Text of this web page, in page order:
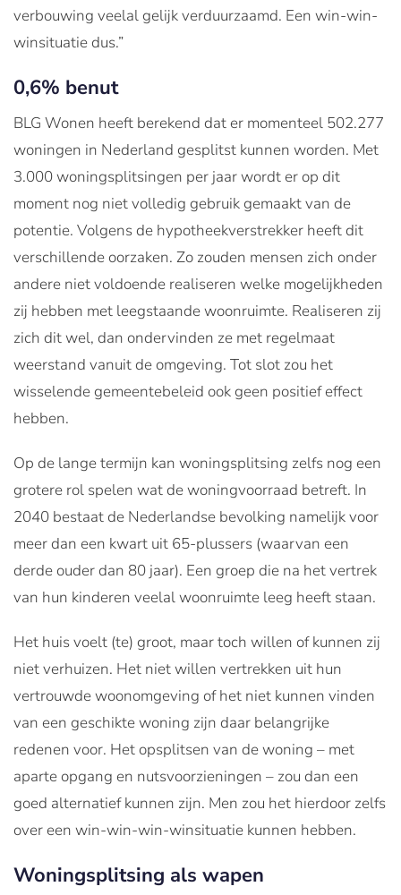
verbouwing veelal gelijk verduurzaamd. Een win-win-
winsituatie dus.”
0,6% benut
BLG Wonen heeft berekend dat er momenteel 502.277
woningen in Nederland gesplitst kunnen worden. Met
3.000 woningsplitsingen per jaar wordt er op dit
moment nog niet volledig gebruik gemaakt van de
potentie. Volgens de hypotheekverstrekker heeft dit
verschillende oorzaken. Zo zouden mensen zich onder
andere niet voldoende realiseren welke mogelijkheden
zij hebben met leegstaande woonruimte. Realiseren zij
zich dit wel, dan ondervinden ze met regelmaat
weerstand vanuit de omgeving. Tot slot zou het
wisselende gemeentebeleid ook geen positief effect
hebben.
Op de lange termijn kan woningsplitsing zelfs nog een
grotere rol spelen wat de woningvoorraad betreft. In
2040 bestaat de Nederlandse bevolking namelijk voor
meer dan een kwart uit 65-plussers (waarvan een
derde ouder dan 80 jaar). Een groep die na het vertrek
van hun kinderen veelal woonruimte leeg heeft staan.
Het huis voelt (te) groot, maar toch willen of kunnen zij
niet verhuizen. Het niet willen vertrekken uit hun
vertrouwde woonomgeving of het niet kunnen vinden
van een geschikte woning zijn daar belangrijke
redenen voor. Het opsplitsen van de woning – met
aparte opgang en nutsvoorzieningen – zou dan een
goed alternatief kunnen zijn. Men zou het hierdoor zelfs
over een win-win-win-winsituatie kunnen hebben.
Woningsplitsing als wapen